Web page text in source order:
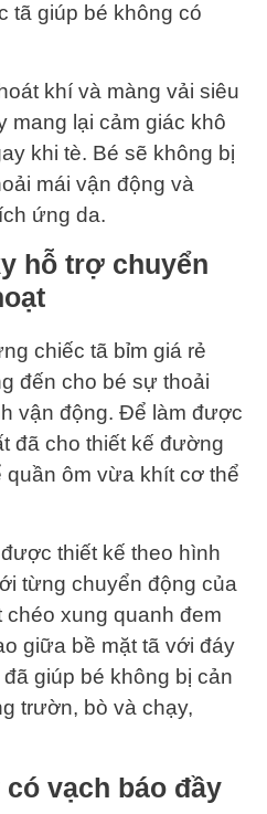
tã giúp bé không có
khí và màng vải siêu
mang lại cảm giác khô
khi tè. Bé sẽ không bị
mái vận động và
ứng da.
hỗ trợ chuyển
chiếc tã bỉm giá rẻ
đến cho bé sự thoải
vận động. Để làm được
đã cho thiết kế đường
quần ôm vừa khít cơ thể
thiết kế theo hình
từng chuyển động của
xung quanh đem
giữa bề mặt tã với đáy
giúp bé không bị cản
trườn, bò và chạy,
vạch báo đầy